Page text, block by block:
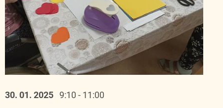
30. 01. 2025 9:10 - 11:00